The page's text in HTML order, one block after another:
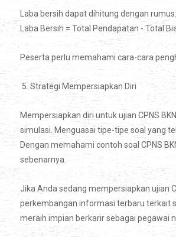
Laba bersih dapat dihitung dengan rumus:
Laba Bersih = Total Pendapatan - Total
Peserta perlu memahami cara-cara
5. Strategi Mempersiapkan Diri
Mempersiapkan diri untuk ujian CPNS
simulasi. Menguasai tipe-tipe soal yang
Dengan memahami contoh soal CPNS
sebenarnya.
Jika Anda sedang mempersiapkan ujian
perkembangan informasi terbaru terkait
meraih impian berkarir sebagai pegawai